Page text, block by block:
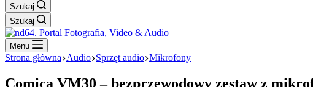
Szukaj
Szukaj
Menu
Strona główna Audio Sprzęt audio Mikrofony
Comica VM30 – bezprzewodowy zestaw z